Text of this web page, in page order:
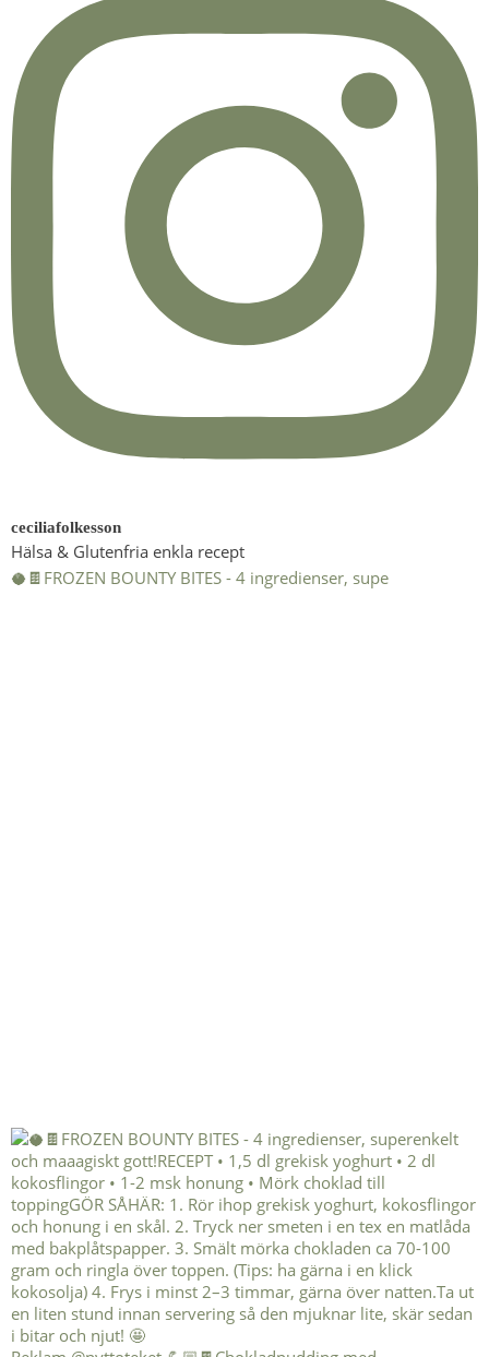
ceciliafolkesson
Hälsa & Glutenfria enkla recept
🥥🍫FROZEN BOUNTY BITES - 4 ingredienser, supe